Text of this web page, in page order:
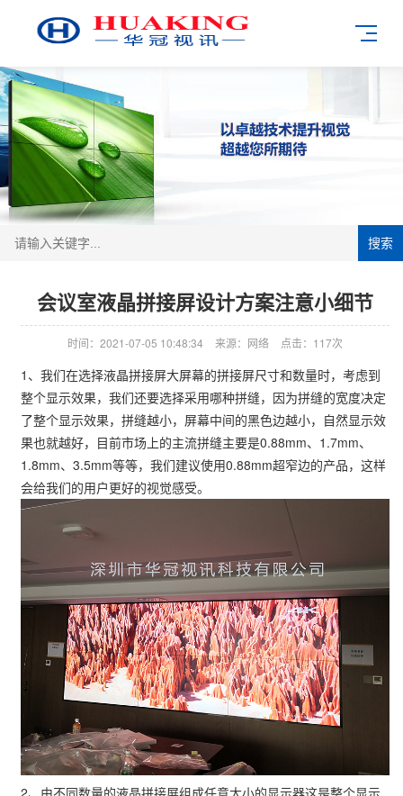
搜索
会议室液晶拼接屏设计方案注意小细节
时间：2021-07-05 10:48:34 来源：网络 点击：117次
1、我们在选择液晶拼接屏大屏幕的拼接屏尺寸和数量时，考虑到
整个显示效果，我们还要选择采用哪种拼缝，因为拼缝的宽度决定
了整个显示效果，拼缝越小，屏幕中间的黑色边越小，自然显示效
果也就越好，目前市场上的主流拼缝主要是0.88mm、1.7mm、
1.8mm、3.5mm等等，我们建议使用0.88mm超窄边的产品，这样
会给我们的用户更好的视觉感受。